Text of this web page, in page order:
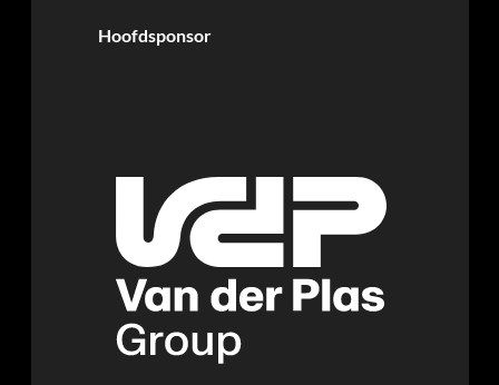
Hoofdsponsor